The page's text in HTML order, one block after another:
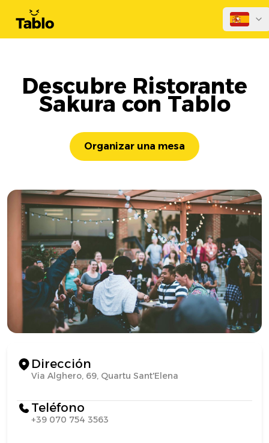
Descubre Ristorante
Sakura con Tablo
Organizar una mesa
Dirección
Via Alghero, 69, Quartu Sant'Elena
Teléfono
+39 070 754 3563